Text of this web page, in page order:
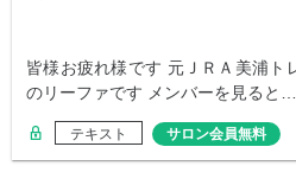
皆様お疲れ様です 元ＪＲＡ美浦ト
のリーファです メンバーを見ると…
テキスト サロン会員無料